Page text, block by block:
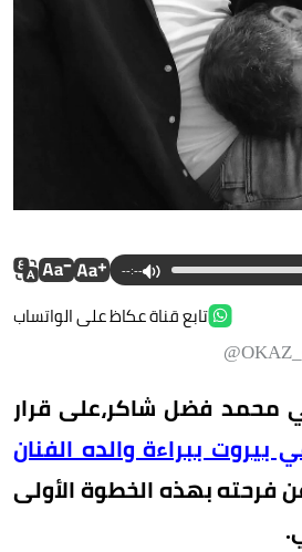
--:--
تابع قناة عكاظ على الواتساب
محمد فضل شاكر،على قرار
بيروت ببراءة والده الفنان
فرحته بهذه الخطوة الأولى